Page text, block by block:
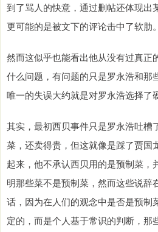
到了骂人的快意，通过删帖还体现出
更可能的是被文下的评论击中了软肋。
然而这似乎也能看出他从没有过真正
什么问题，有问题的只是罗永浩和那
唯一的失误大约就是对罗永浩选择了
其实，最初西贝事件只是罗永浩吐槽
菜，还卖得贵，但这就像是踩了贾国
起来，他不承认西贝用的是预制菜，
明那些菜不是预制菜，然而这些说辞
话，因为在人们的观念中是否是预制
定的，而是个人基于常识的判断，那